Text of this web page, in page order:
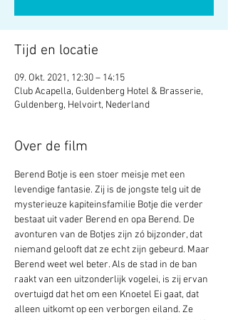
Tijd en locatie
09. Okt. 2021, 12:30 – 14:15
Club Acapella, Guldenberg Hotel & Brasserie,
Guldenberg, Helvoirt, Nederland
Over de film
Berend Botje is een stoer meisje met een
levendige fantasie. Zij is de jongste telg uit de
mysterieuze kapiteinsfamilie Botje die verder
bestaat uit vader Berend en opa Berend. De
avonturen van de Botjes zijn zó bijzonder, dat
niemand gelooft dat ze echt zijn gebeurd. Maar
Berend weet wel beter. Als de stad in de ban
raakt van een uitzonderlijk vogelei, is zij ervan
overtuigd dat het om een Knoetel Ei gaat, dat
alleen uitkomt op een verborgen eiland. Ze